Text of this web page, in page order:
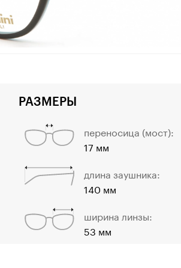
РАЗМЕРЫ
переносица (мост):
17 мм
длина заушника:
140 мм
ширина линзы:
53 мм